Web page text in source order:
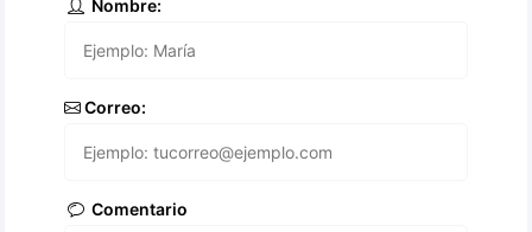
Nombre:
Correo:
Comentario